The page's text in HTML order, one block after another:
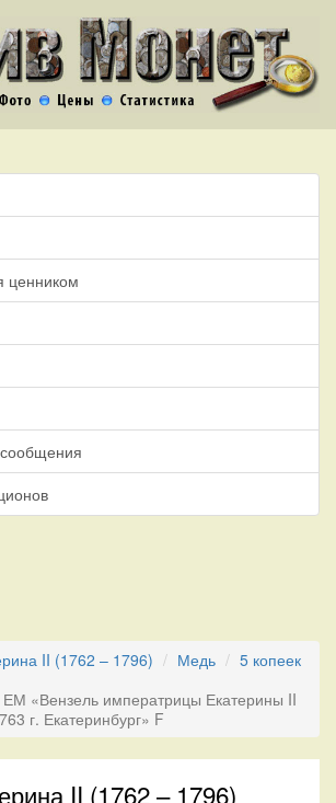
ценником
II (1762 – 1796) Медь
5 копеек
ЕМ «Вензель императрицы Екатерины II
г. Екатеринбург» F
II (1762 – 1796)